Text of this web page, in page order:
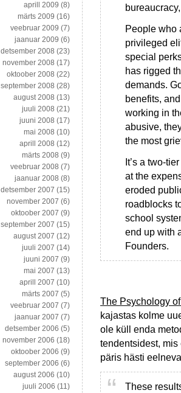
People who
privileged
special
has rigged
demands.
benefits,
working in
abusive,
the most
It’s a two-
at the
eroded
roadblocks
school
end up with
Founders.
The Psychology
kajastas kolme
ole küll enda
tendentsidest,
päris hästi
These
aprill 2009 (8)
märts 2009 (16)
veebruar 2009 (7)
jaanuar 2009 (6)
detsember 2008 (23)
november 2008 (17)
oktoober 2008 (22)
september 2008 (28)
august 2008 (13)
juuli 2008 (21)
juuni 2008 (17)
mai 2008 (10)
aprill 2008 (12)
märts 2008 (9)
veebruar 2008 (7)
jaanuar 2008 (8)
detsember 2007 (15)
november 2007 (6)
oktoober 2007 (9)
september 2007 (15)
august 2007 (12)
juuli 2007 (14)
juuni 2007 (9)
mai 2007 (13)
aprill 2007 (10)
märts 2007 (5)
veebruar 2007 (7)
jaanuar 2007 (7)
detsember 2006 (5)
november 2006 (18)
oktoober 2006 (9)
september 2006 (6)
august 2006 (10)
juuli 2006 (11)